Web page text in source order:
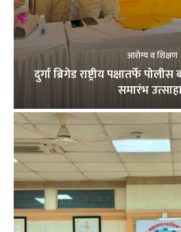
आरोग्य व शिक्षण
दुर्गा ब्रिगेड राष्ट्रीय पक्षातर्फे
समारंभ